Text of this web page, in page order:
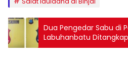
Dua Pengedar Sabu di
Labuhanbatu Ditangkap